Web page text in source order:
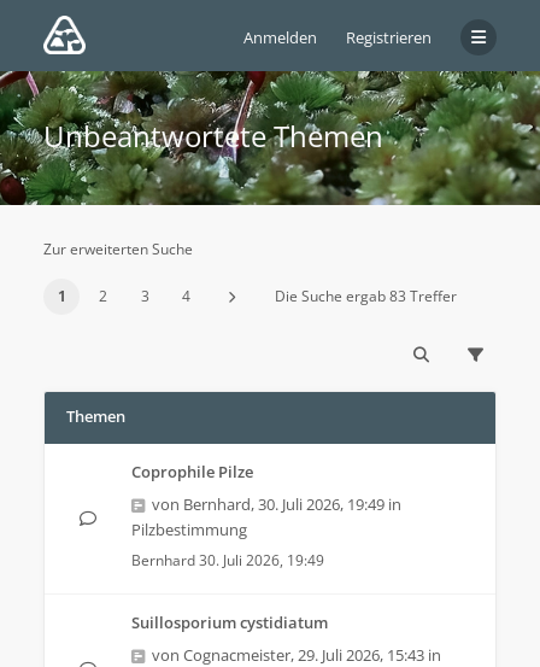
Anmelden Registrieren
Unbeantwortete Themen
Zur erweiterten Suche
1 2 3 4 Die Suche ergab 83 Treffer
Themen
Coprophile Pilze
von Bernhard,30. Juli 2026, 19:49 in
Pilzbestimmung
Bernhard30. Juli 2026, 19:49
Suillosporium cystidiatum
von Cognacmeister,29. Juli 2026, 15:43 in